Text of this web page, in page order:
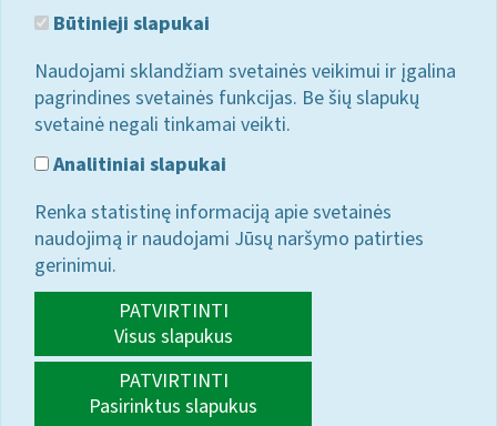
Būtinieji slapukai
Naudojami sklandžiam svetainės veikimui ir įgalina
pagrindines svetainės funkcijas. Be šių slapukų
svetainė negali tinkamai veikti.
Analitiniai slapukai
Renka statistinę informaciją apie svetainės
naudojimą ir naudojami Jūsų naršymo patirties
gerinimui.
PATVIRTINTI
Visus slapukus
PATVIRTINTI
Pasirinktus slapukus